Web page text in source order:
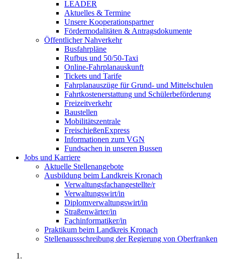
LEADER
Aktuelles & Termine
Unsere Kooperationspartner
Fördermodalitäten & Antragsdokumente
Öffentlicher Nahverkehr
Busfahrpläne
Rufbus und 50/50-Taxi
Online-Fahrplanauskunft
Tickets und Tarife
Fahrplanauszüge für Grund- und Mittelschulen
Fahrtkostenerstattung und Schülerbeförderung
Freizeitverkehr
Baustellen
Mobilitätszentrale
FreischießenExpress
Informationen zum VGN
Fundsachen in unseren Bussen
Jobs und Karriere
Aktuelle Stellenangebote
Ausbildung beim Landkreis Kronach
Verwaltungsfachangestellte/r
Verwaltungswirt/in
Diplomverwaltungswirt/in
Straßenwärter/in
Fachinformatiker/in
Praktikum beim Landkreis Kronach
Stellenaussschreibung der Regierung von Oberfranken